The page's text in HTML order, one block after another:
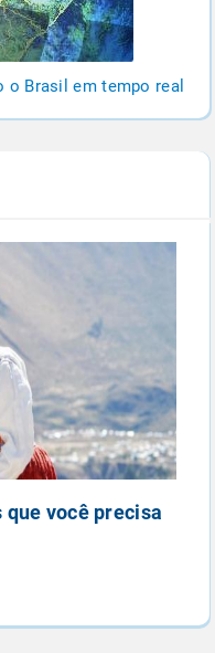
Brasil em tempo real
você precisa